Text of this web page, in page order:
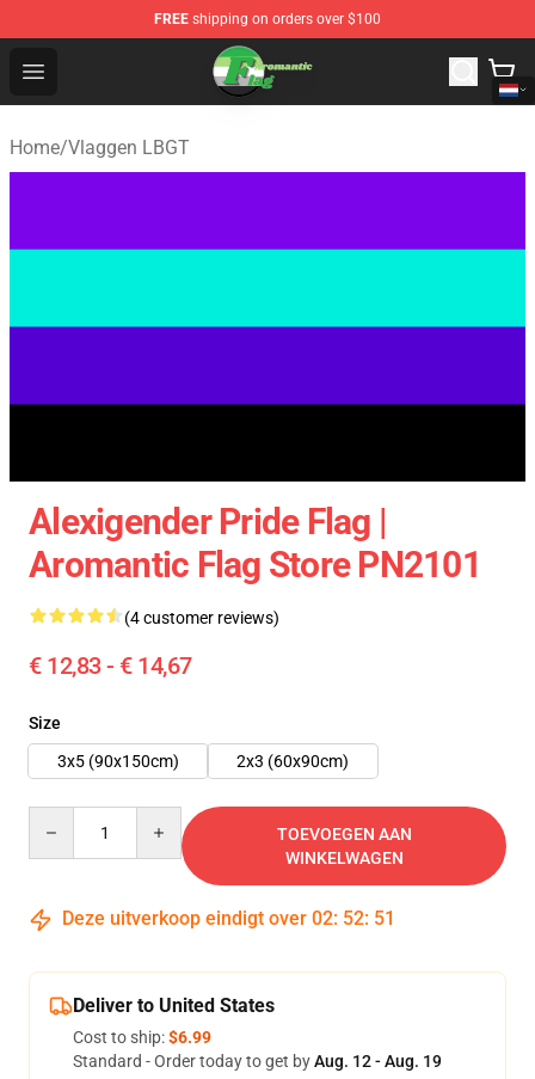
FREE shipping on orders over $100
Open menu
Aromantic Flag Shop - The Best Store of Aromantic Flag
Home/Vlaggen LBGT
Alexigender Pride Flag |
Aromantic Flag Store PN2101
(4 customer reviews)
€ 12,83 - € 14,67
Size
3x5 (90x150cm)
2x3 (60x90cm)
TOEVOEGEN AAN
WINKELWAGEN
Deze uitverkoop eindigt over 02: 52: 51
Deliver to United States
Cost to ship:$6.99
Standard - Order today to get byAug. 12 - Aug. 19